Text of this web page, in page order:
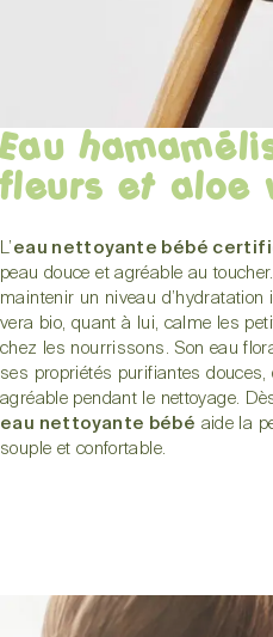
Eau
fleurs et aloe
L’ eau nettoyante bébé
peau douce et agréable au
maintenir un niveau d’hydratation
vera bio, quant à lui, calme les
chez les nourrissons. Son eau
ses propriétés purifiantes
agréable pendant le nettoyage.
eau nettoyante bébé aide la
souple et confortable.